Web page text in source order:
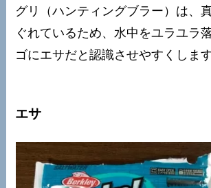
グリ（ハンティングブラー）は、
ぐれているため、水中をユラユラ
ゴにエサだと認識させやすくします
エサ